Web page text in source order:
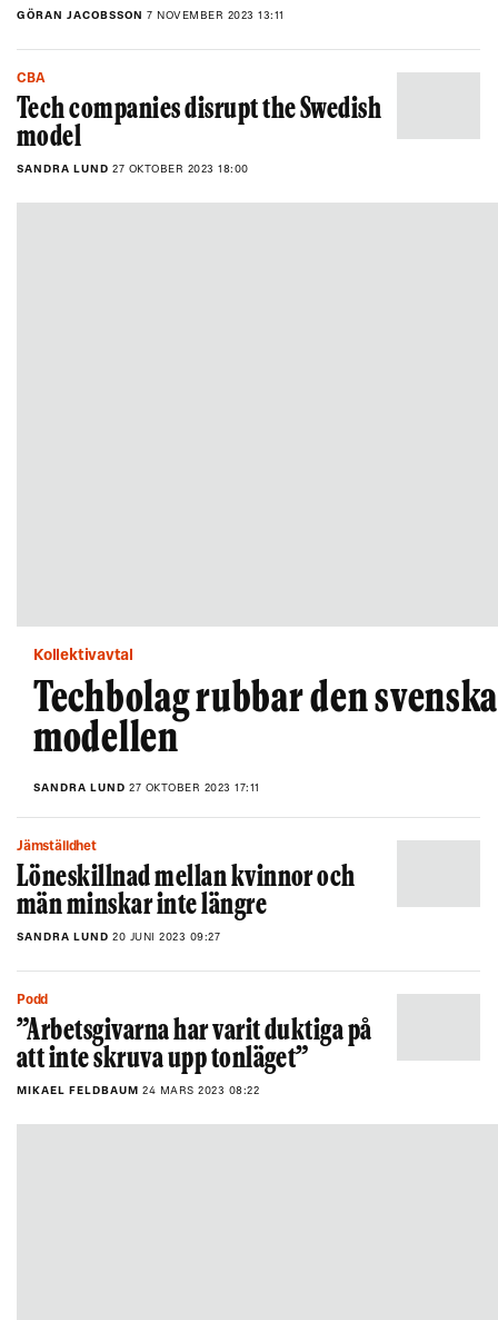
GÖRAN JACOBSSON 7 NOVEMBER 2023 13:11
CBA
Tech companies disrupt the Swedish
model
SANDRA LUND 27 OKTOBER 2023 18:00
Kollektivavtal
Techbolag rubbar den svenska
modellen
SANDRA LUND 27 OKTOBER 2023 17:11
Jämställdhet
Löneskillnad mellan kvinnor och
män minskar inte längre
SANDRA LUND 20 JUNI 2023 09:27
Podd
”Arbetsgivarna har varit duktiga på
att inte skruva upp tonläget”
MIKAEL FELDBAUM 24 MARS 2023 08:22